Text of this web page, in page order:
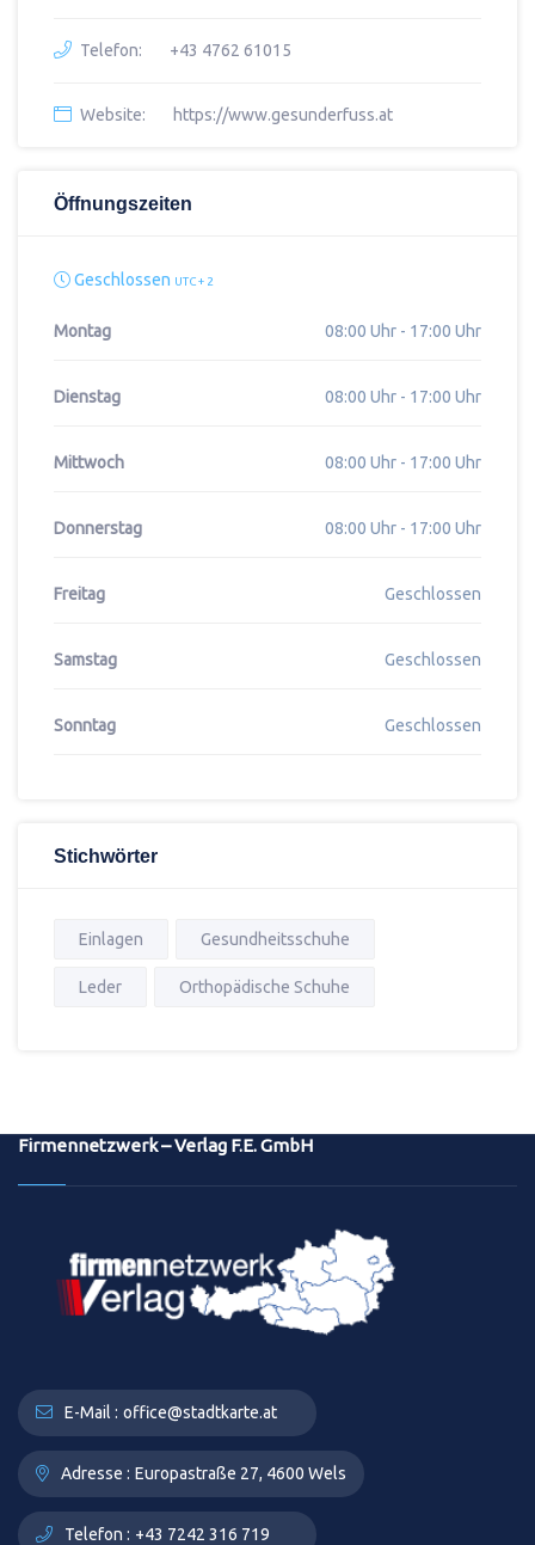
Telefon: +43 4762 61015
Website: https://www.gesunderfuss.at
Öffnungszeiten
Geschlossen UTC + 2
Montag 08:00 Uhr - 17:00 Uhr
Dienstag 08:00 Uhr - 17:00 Uhr
Mittwoch 08:00 Uhr - 17:00 Uhr
Donnerstag 08:00 Uhr - 17:00 Uhr
Freitag Geschlossen
Samstag Geschlossen
Sonntag Geschlossen
Stichwörter
Einlagen Gesundheitsschuhe
Leder Orthopädische Schuhe
Firmennetzwerk – Verlag F.E. GmbH
E-Mail : office@stadtkarte.at
Adresse : Europastraße 27, 4600 Wels
Telefon : +43 7242 316 719